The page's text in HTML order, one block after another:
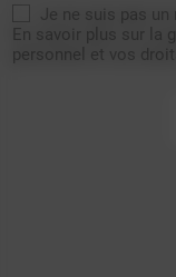
Je ne suis pas un
En savoir plus sur la
personnel et vos droits